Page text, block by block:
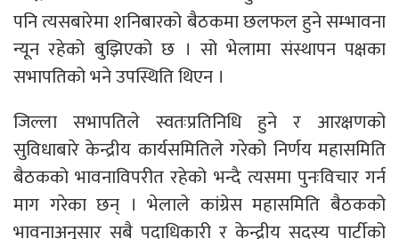
पनि त्यसबारेमा शनिबारको बैठकमा छलफल हुने सम्भावना
न्यून रहेको बुझिएको छ । सो भेलामा संस्थापन पक्षका
सभापतिको भने उपस्थिति थिएन ।
जिल्ला सभापतिले स्वतःप्रतिनिधि हुने र आरक्षणको
सुविधाबारे केन्द्रीय कार्यसमितिले गरेको निर्णय महासमिति
बैठकको भावनाविपरीत रहेको भन्दै त्यसमा पुनःविचार गर्न
माग गरेका छन् । भेलाले कांग्रेस महासमिति बैठकको
भावनाअनुसार सबै पदाधिकारी र केन्द्रीय सदस्य पार्टीको